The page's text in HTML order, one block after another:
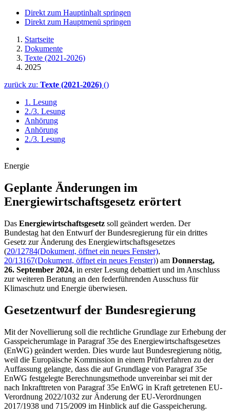
Direkt zum Hauptinhalt springen
Direkt zum Hauptmenü springen
Startseite
Dokumente
Texte (2021-2026)
2025
zurück zu: Texte (2021-2026) ()
1. Lesung
2./3. Lesung
Anhörung
Anhörung
2./3. Lesung
Energie
Geplante Änderungen im
Energiewirtschaftsgesetz erörtert
Das Energiewirtschaftsgesetz soll geändert werden. Der
Bundestag hat den Entwurf der Bundesregierung für ein drittes
Gesetz zur Änderung des Energiewirtschaftsgesetzes
(20/12784(Dokument, öffnet ein neues Fenster),
20/13167(Dokument, öffnet ein neues Fenster)) am Donnerstag,
26. September 2024, in erster Lesung debattiert und im Anschluss
zur weiteren Beratung an den federführenden Ausschuss für
Klimaschutz und Energie überwiesen.
Gesetzentwurf der Bundesregierung
Mit der Novellierung soll die rechtliche Grundlage zur Erhebung der
Gasspeicherumlage in Paragraf 35e des Energiewirtschaftsgesetzes
(EnWG) geändert werden. Dies wurde laut Bundesregierung nötig,
weil die Europäische Kommission in einem Prüfverfahren zu der
Auffassung gelangte, dass die auf Grundlage von Paragraf 35e
EnWG festgelegte Berechnungsmethode unvereinbar sei mit der
nach Inkrafttreten von Paragraf 35e EnWG in Kraft getretenen EU-
Verordnung 2022/1032 zur Änderung der EU-Verordnungen
2017/1938 und 715/2009 im Hinblick auf die Gasspeicherung.